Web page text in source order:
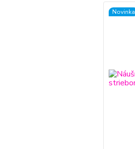
Novinka